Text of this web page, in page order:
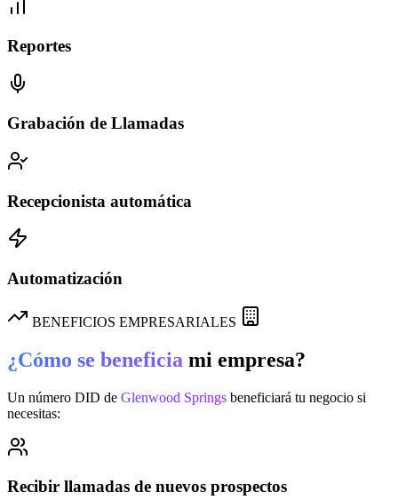
Reportes
Grabación de Llamadas
Recepcionista automática
Automatización
BENEFICIOS EMPRESARIALES
¿Cómo se beneficia mi empresa?
Un número DID de Glenwood Springs beneficiará tu negocio si
necesitas:
Recibir llamadas de nuevos prospectos